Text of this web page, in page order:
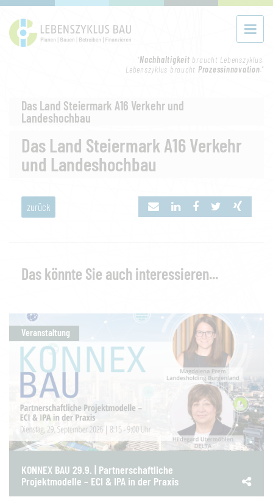
"Nachhaltigkeit braucht Lebenszyklus.
Lebenszyklus braucht Prozessinnovation."
Das Land Steiermark A16 Verkehr und
Landeshochbau
Das Land Steiermark A16 Verkehr
und Landeshochbau
zurück
Das könnte Sie auch interessieren...
Veranstaltung
KONNEX BAU 29.9. | Partnerschaftliche
Projektmodelle – ECI & IPA in der Praxis